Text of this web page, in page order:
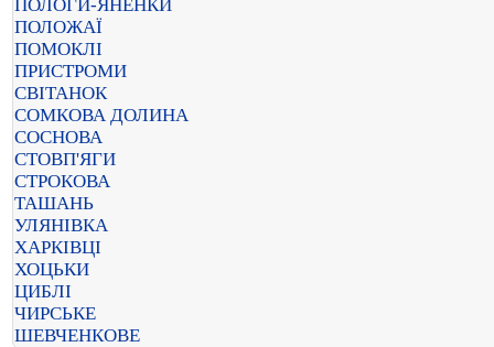
ПОЛОГИ-ЯНЕНКИ
ПОЛОЖАЇ
ПОМОКЛІ
ПРИСТРОМИ
СВІТАНОК
СОМКОВА ДОЛИНА
СОСНОВА
СТОВП'ЯГИ
СТРОКОВА
ТАШАНЬ
УЛЯНІВКА
ХАРКІВЦІ
ХОЦЬКИ
ЦИБЛІ
ЧИРСЬКЕ
ШЕВЧЕНКОВЕ